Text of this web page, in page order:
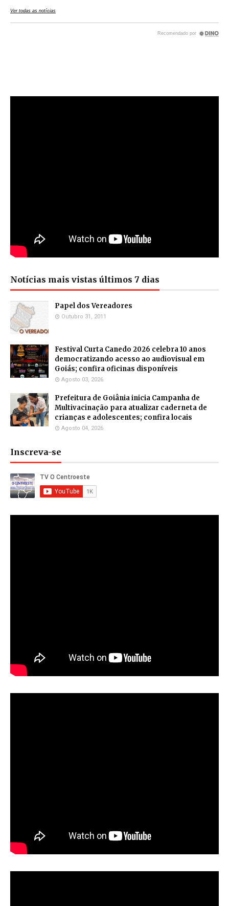
Notícias mais vistas últimos 7 dias
Papel dos Vereadores
Outubro 31, 2011
Festival Curta Canedo 2026 celebra 10 anos
democratizando acesso ao audiovisual em
Goiás; confira oficinas disponíveis
Agosto 03, 2026
Prefeitura de Goiânia inicia Campanha de
Multivacinação para atualizar caderneta de
crianças e adolescentes; confira locais
Agosto 04, 2026
Inscreva-se